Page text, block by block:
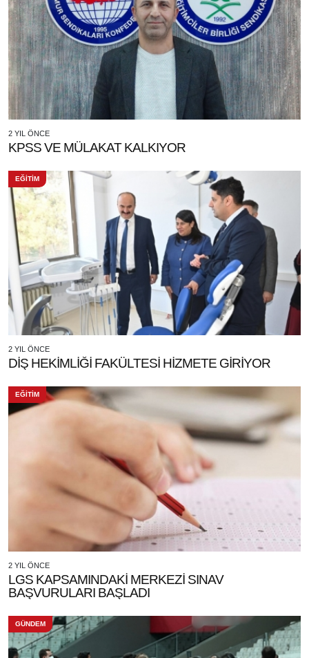
2 YIL ÖNCE
KPSS VE MÜLAKAT KALKIYOR
EĞİTİM
2 YIL ÖNCE
DİŞ HEKİMLİĞİ FAKÜLTESİ HİZMETE GİRİYOR
EĞİTİM
2 YIL ÖNCE
LGS KAPSAMINDAKİ MERKEZİ SINAV
BAŞVURULARI BAŞLADI
GÜNDEM